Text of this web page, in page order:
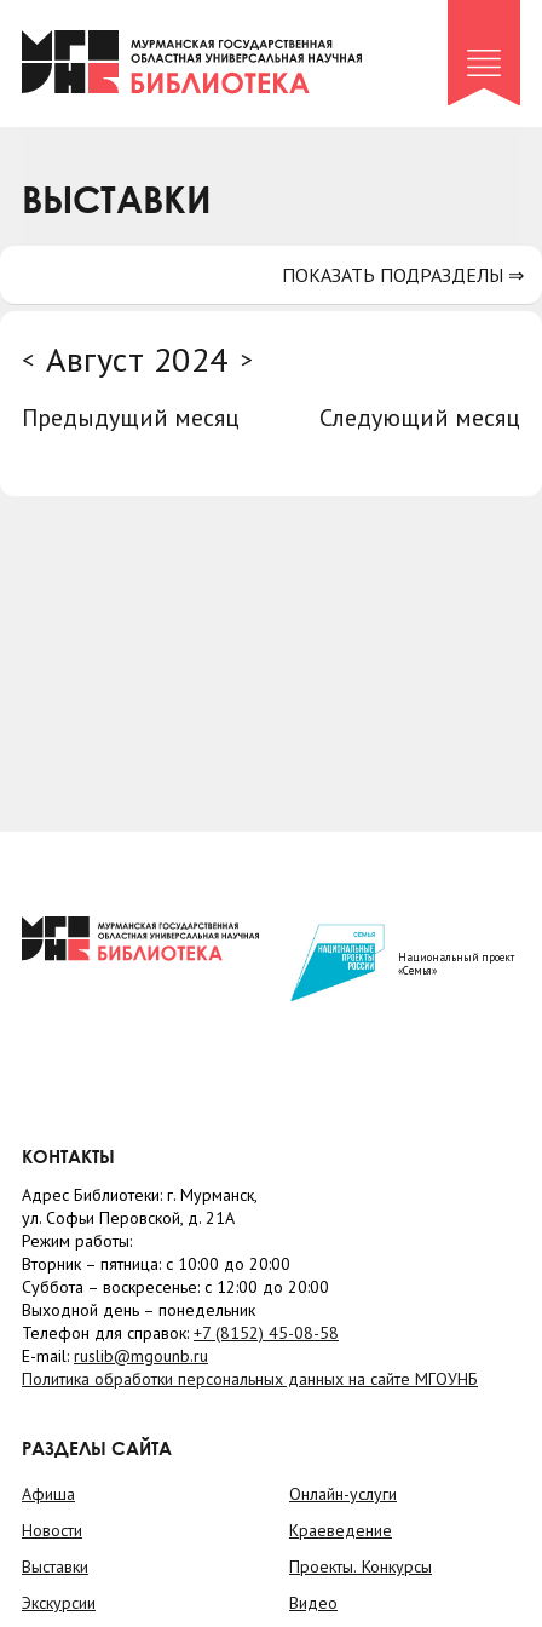
Клуб «Гиря и сельдерей»
Клуб «Семейный архив»
Коллегам
ВЫСТАВКИ
< Август 2024 >
Предыдущий месяц
Следующий месяц
ПОКАЗАТЬ ПОДРАЗДЕЛЫ ⇒
Национальный проект
«Семья»
КОНТАКТЫ
Адрес Библиотеки: г. Мурманск,
ул. Софьи Перовской, д. 21А
Режим работы:
Вторник – пятница: с 10:00 до 20:00
Суббота – воскресенье: c 12:00 до 20:00
Выходной день – понедельник
Телефон для справок: +7 (8152) 45-08-58
E-mail: ruslib@mgounb.ru
Политика обработки персональных данных на сайте МГОУНБ
РАЗДЕЛЫ САЙТА
Афиша
Новости
Выставки
Экскурсии
Онлайн-услуги
Краеведение
Проекты. Конкурсы
Видео